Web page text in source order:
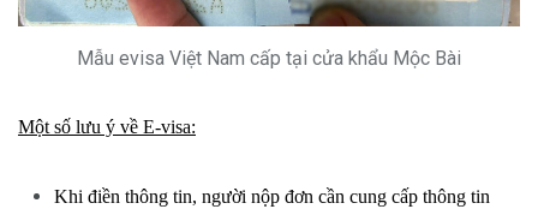
Mẫu evisa Việt Nam cấp tại cửa khẩu Mộc Bài
Một số lưu ý về E-visa:
Khi điền thông tin, người nộp đơn cần cung cấp thông tin